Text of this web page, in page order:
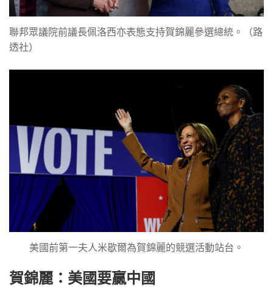
聯邦眾議院前議長佩洛西亦表態支持賀錦麗參選總統。（路
透社）
美國前第一夫人米歇爾為賀錦麗的競選活動站台。
賀錦麗：美國要贏中國